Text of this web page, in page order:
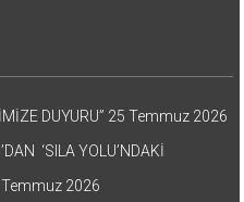
DUYURU” 25 Temmuz 2026
‘SILA YOLU’NDAKİ
2026